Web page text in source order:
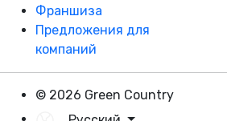
Франшиза
Предложения для
компаний
© 2026 Green Country